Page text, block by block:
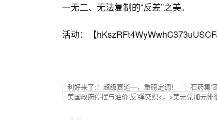
一无二、无法复制的“反差”之美。
活动：【
利好来了:！超级赛道—，重磅定调！
石药集‘
美国政府停摆与油价‘反’弹交织<，>美元兑加元